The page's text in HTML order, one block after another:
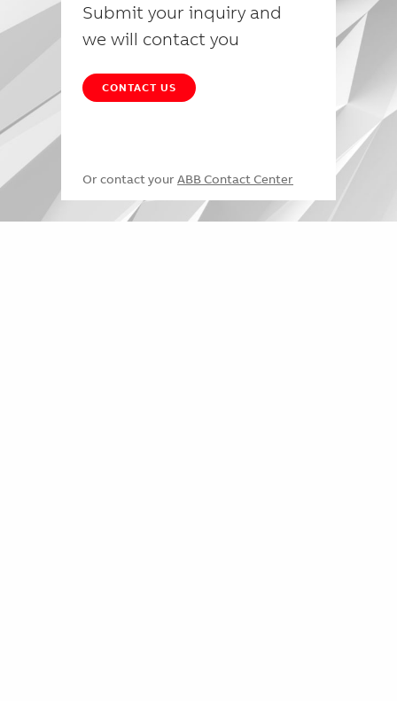
Submit your inquiry and
we will contact you
CONTACT US
Or contact your ABB Contact Center